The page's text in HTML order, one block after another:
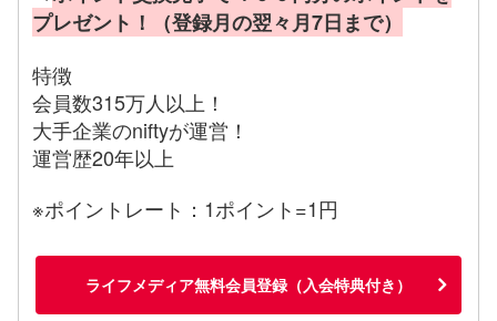
プレゼント！（登録月の翌々月7日まで）
特徴
会員数315万人以上！
大手企業のniftyが運営！
運営歴20年以上
※ポイントレート：1ポイント=1円
ライフメディア無料会員登録（入会特典付き）